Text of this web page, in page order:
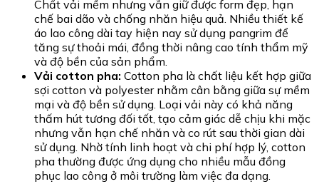
Chất vải mềm nhưng vẫn giữ được form đẹp, hạn
chế bai dão và chống nhăn hiệu quả. Nhiều thiết kế
áo lao công dài tay hiện nay sử dụng pangrim để
tăng sự thoải mái, đồng thời nâng cao tính thẩm mỹ
và độ bền của sản phẩm.
Vải cotton pha: Cotton pha là chất liệu kết hợp giữa
sợi cotton và polyester nhằm cân bằng giữa sự mềm
mại và độ bền sử dụng. Loại vải này có khả năng
thấm hút tương đối tốt, tạo cảm giác dễ chịu khi mặc
nhưng vẫn hạn chế nhăn và co rút sau thời gian dài
sử dụng. Nhờ tính linh hoạt và chi phí hợp lý, cotton
pha thường được ứng dụng cho nhiều mẫu đồng
phục lao công ở môi trường làm việc đa dạng.